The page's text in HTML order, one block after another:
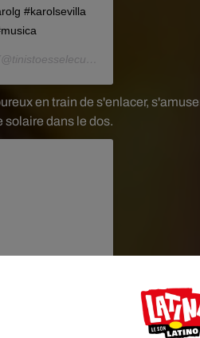
#karolsevilla
le
en train de s'enlacer,
solaire dans le dos.